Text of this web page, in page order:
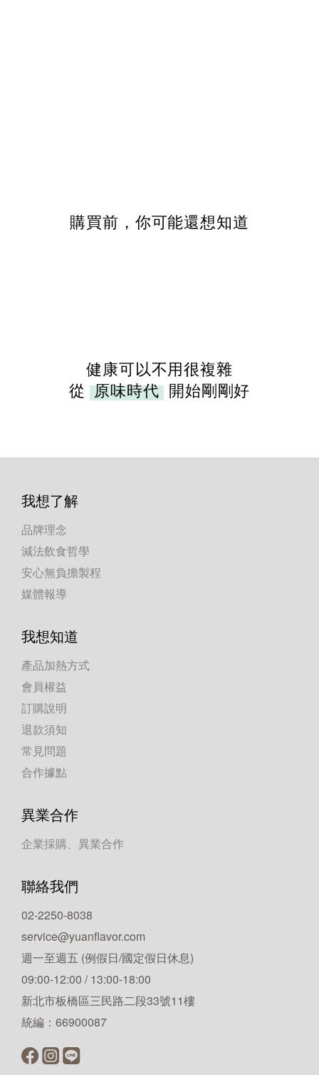
購買前，你可能還想知道
健康可以不用很複雜
從原味時代 開始剛剛好
我想了解
品牌理念
減法飲食哲學
安心無負擔製程
媒體報導
我想知道
產品加熱方式
會員權益
訂購說明
退款須知
常見問題
合作據點
異業合作
企業採購、異業合作
聯絡我們
02-2250-8038
service@yuanflavor.com
週一至週五 (例假日/國定假日休息)
09:00-12:00 / 13:00-18:00
新北市板橋區三民路二段33號11樓
統編：66900087